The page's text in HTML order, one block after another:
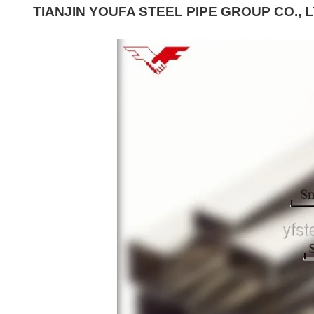
TIANJIN YOUFA STEEL PIPE GROUP CO.,